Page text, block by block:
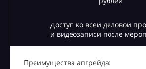
Доступ ко всей деловой
и видеозаписи после
Преимущества апгрейда: